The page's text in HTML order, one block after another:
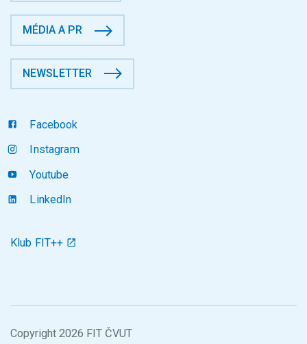
MÉDIA A PR
NEWSLETTER
Facebook
Instagram
Youtube
LinkedIn
Klub FIT++
Copyright 2026 FIT ČVUT